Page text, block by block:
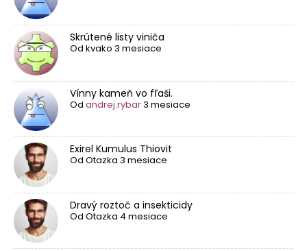
Skrútené listy viniča
Od kvako 3 mesiace
Vínny kameň vo fľaši.
Od andrej.rybar3 mesiace
Exirel Kumulus Thiovit
Od Otazka 3 mesiace
Dravý roztoč a insekticidy
Od Otazka 4 mesiace